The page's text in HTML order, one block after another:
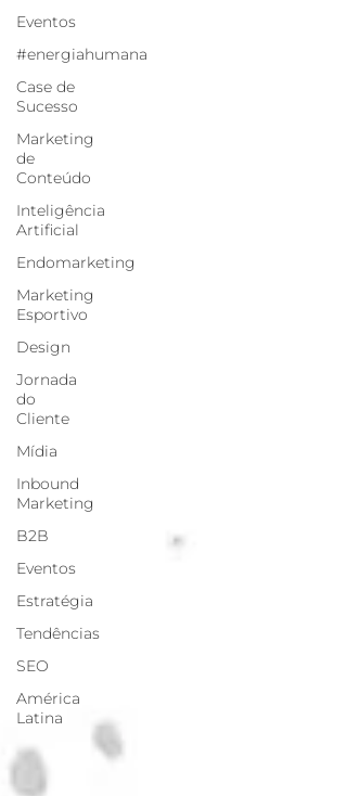
Eventos
#energiahumana
Case de
Sucesso
Marketing
de
Conteúdo
Inteligência
Artificial
Endomarketing
Marketing
Esportivo
Design
Jornada
do
Cliente
Mídia
Inbound
Marketing
B2B
Eventos
Estratégia
Tendências
SEO
América
Latina